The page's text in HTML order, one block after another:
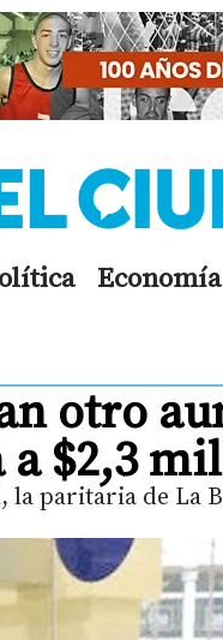
Economía
otro
$2,3
paritaria de La